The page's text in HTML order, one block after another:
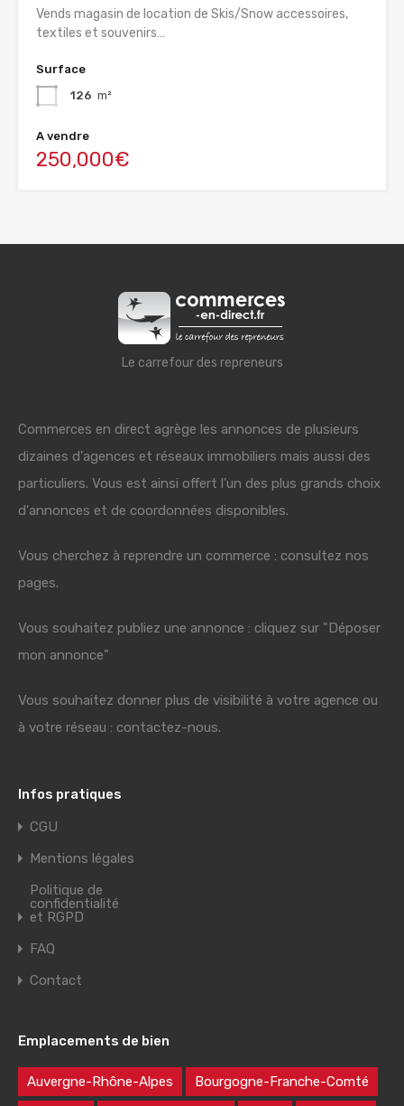
Vends magasin de location de Skis/Snow accessoires,
textiles et souvenirs…
Surface
126 m²
A vendre
250,000€
Le carrefour des repreneurs
Commerces en direct agrège les annonces de plusieurs
dizaines d'agences et réseaux immobiliers mais aussi des
particuliers. Vous est ainsi offert l'un des plus grands choix
d'annonces et de coordonnées disponibles.
Vous cherchez à reprendre un commerce : consultez nos
pages.
Vous souhaitez publiez une annonce : cliquez sur "Déposer
mon annonce"
Vous souhaitez donner plus de visibilité à votre agence ou
à votre réseau : contactez-nous.
Infos pratiques
CGU
Mentions légales
Politique de
confidentialité
et RGPD
FAQ
Contact
Emplacements de bien
Auvergne-Rhône-Alpes Bourgogne-Franche-Comté